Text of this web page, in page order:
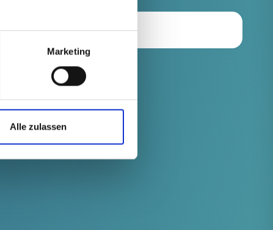
Marketing
Alle zulassen